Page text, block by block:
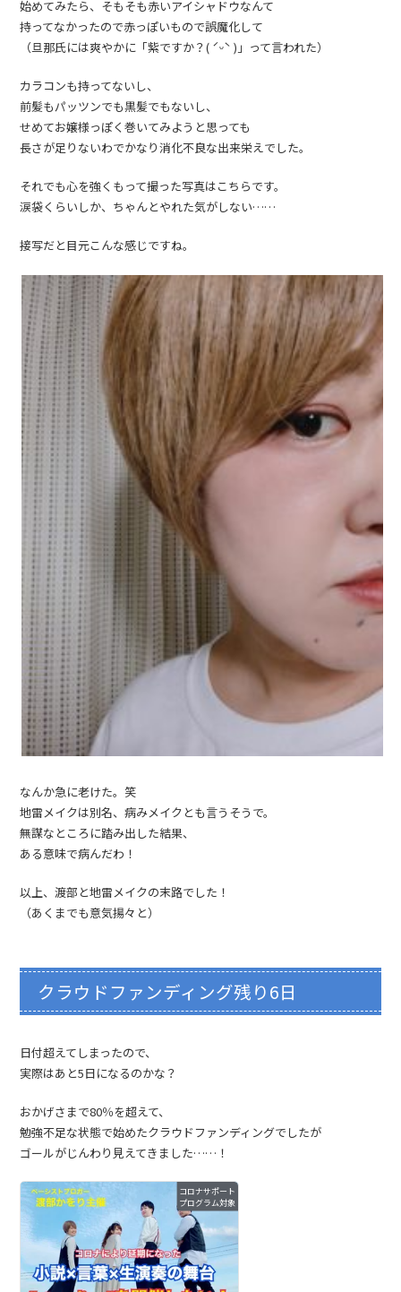
始めてみたら、そもそも赤いアイシャドウなんて
持ってなかったので赤っぽいもので誤魔化して
（旦那氏には爽やかに「紫ですか？( ˊᵕˋ )」って言われた）
カラコンも持ってないし、
前髪もパッツンでも黒髪でもないし、
せめてお嬢様っぽく巻いてみようと思っても
長さが足りないわでかなり消化不良な出来栄えでした。
それでも心を強くもって撮った写真はこちらです。
涙袋くらいしか、ちゃんとやれた気がしない……
接写だと目元こんな感じですね。
なんか急に老けた。笑
地雷メイクは別名、病みメイクとも言うそうで。
無謀なところに踏み出した結果、
ある意味で病んだわ！
以上、渡部と地雷メイクの末路でした！
（あくまでも意気揚々と）
クラウドファンディング残り6日
日付超えてしまったので、
実際はあと5日になるのかな？
おかげさまで80％を超えて、
勉強不足な状態で始めたクラウドファンディングでしたが
ゴールがじんわり見えてきました……！